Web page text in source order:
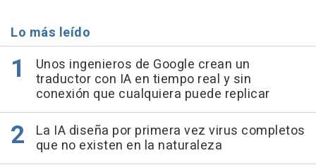
Lo más leído
Unos ingenieros de Google crean un
traductor con IA en tiempo real y sin
conexión que cualquiera puede replicar
La IA diseña por primera vez virus completos
que no existen en la naturaleza